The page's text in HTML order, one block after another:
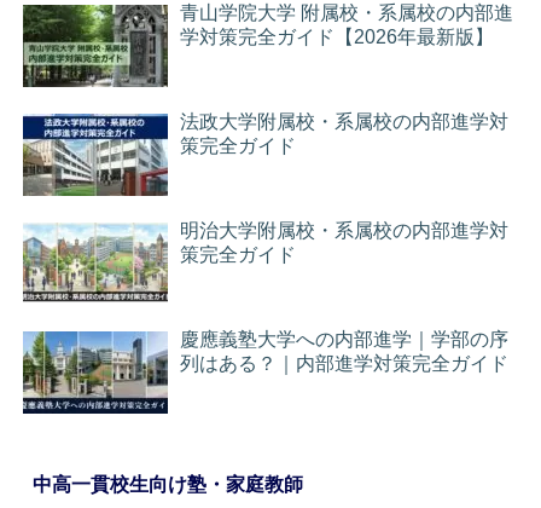
青山学院大学 附属校・系属校の内部進
学対策完全ガイド【2026年最新版】
法政大学附属校・系属校の内部進学対
策完全ガイド
明治大学附属校・系属校の内部進学対
策完全ガイド
慶應義塾大学への内部進学｜学部の序
列はある？｜内部進学対策完全ガイド
中高一貫校生向け塾・家庭教師